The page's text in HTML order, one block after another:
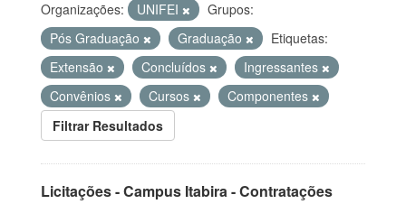
Organizações: UNIFEI
Grupos:
Pós Graduação
Graduação
Etiquetas:
Extensão
Concluídos
Ingressantes
Convênios
Cursos
Componentes
Filtrar Resultados
Licitações - Campus Itabira - Contratações